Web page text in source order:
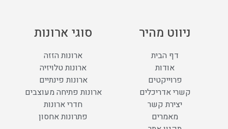
ניווט מהיר
דף הבית
אודות
פרוייקטים
קשרי אדריכלים
יצירת קשר
מאמרים
סוגי ארונות
ארונות הזזה
ארונות טלויזיה
ארונות פינתיים
ארונות פתיחה מעוצבים
חדרי ארונות
פתרונות אחסון